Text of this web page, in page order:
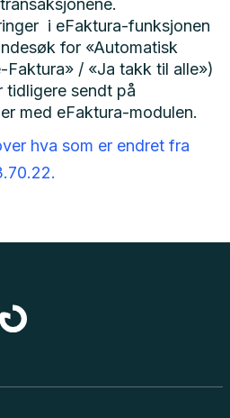
i eFaktura-funksjonen
for «Automatisk
Faktura» / «Ja takk til alle»)
tidligere sendt på
med eFaktura-modulen.
hva som er endret fra